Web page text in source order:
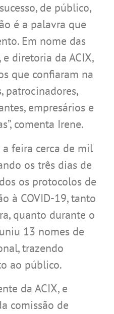
de público,
é a palavra que
Em nome das
e diretoria da ACIX,
que confiaram na
patrocinadores,
empresários e
comenta Irene.
feira cerca de mil
os três dias de
os protocolos de
à COVID-19, tanto
quanto durante o
13 nomes de
trazendo
ao público.
da ACIX, e
comissão de